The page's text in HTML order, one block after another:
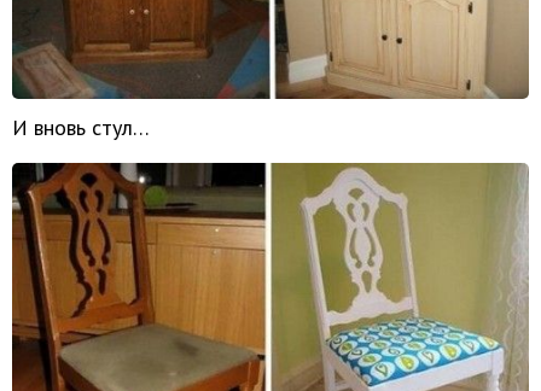
И вновь стул…